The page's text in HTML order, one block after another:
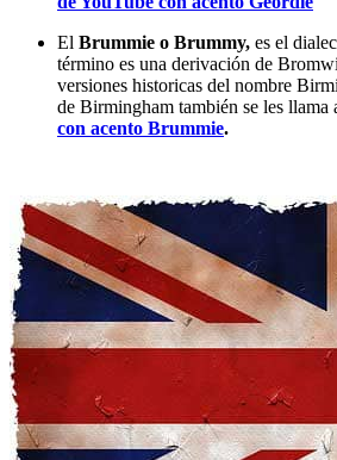
El Brummie o Brummy, es el
término es una derivación de
versiones historicas del nombre
de Birmingham también se les llama
con acento Brummie.